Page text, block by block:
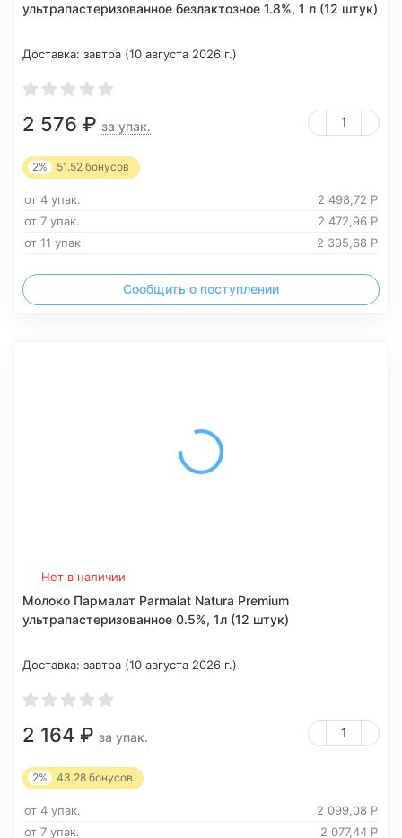
ультрапастеризованное безлактозное 1.8%, 1 л (12 штук)
Доставка: завтра (10 августа 2026 г.)
2 576 ₽ за упак.
2% 51.52 бонусов
от 4 упак. 2 498,72 Р
от 7 упак.
2 472,96 Р
от 11 упак
2 395,68 Р
Сообщить о поступлении
Нет в наличии
Молоко Пармалат Parmalat Natura Premium
ультрапастеризованное 0.5%, 1л (12 штук)
Доставка: завтра (10 августа 2026 г.)
2 164 ₽ за упак.
2% 43.28 бонусов
от 4 упак. 2 099,08 Р
от 7 упак.
2 077,44 Р